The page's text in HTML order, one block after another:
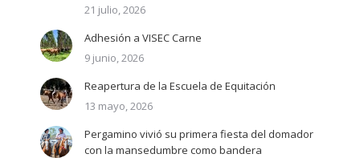
21 julio, 2026
Adhesión a VISEC Carne
9 junio, 2026
Reapertura de la Escuela de Equitación
13 mayo, 2026
Pergamino vivió su primera fiesta del domador
con la mansedumbre como bandera